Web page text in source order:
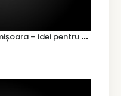
I
luminat exterior casă Timișoara – idei pentru siguranță și confort